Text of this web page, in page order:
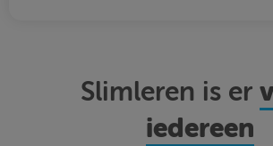
Slimleren is er
iedereen